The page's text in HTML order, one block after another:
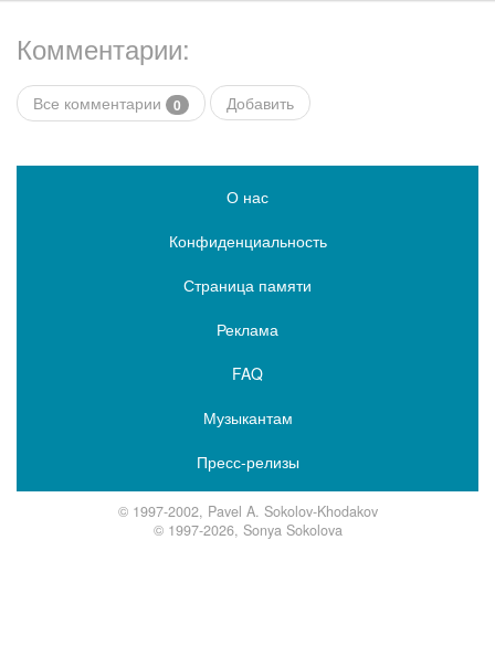
Комментарии:
Все комментарии 0 Добавить
О нас
Конфиденциальность
Страница памяти
Реклама
FAQ
Музыкантам
Пресс-релизы
© 1997-2002, Pavel A. Sokolov-Khodakov
© 1997-2026, Sonya Sokolova